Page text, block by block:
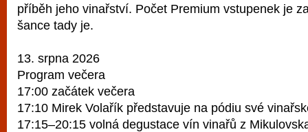
příběh jeho vinařství. Počet Premium vstupenek je
šance tady je.
13. srpna 2026
Program večera
17:00 začátek večera
17:10 Mirek Volařík představuje na pódiu své
17:15–20:15 volná degustace vín vinařů z